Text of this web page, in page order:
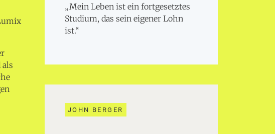
„Mein Leben ist ein fortgesetztes
Studium, das sein eigener Lohn
ist.“
JOHN BERGER